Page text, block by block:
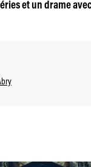
et un drame